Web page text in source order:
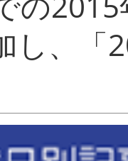
し、「